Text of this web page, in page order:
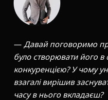
— Давай поговоримо
було створювати його
конкуренцією? У чому
взагалі вирішив
часу в нього вкладаєш?